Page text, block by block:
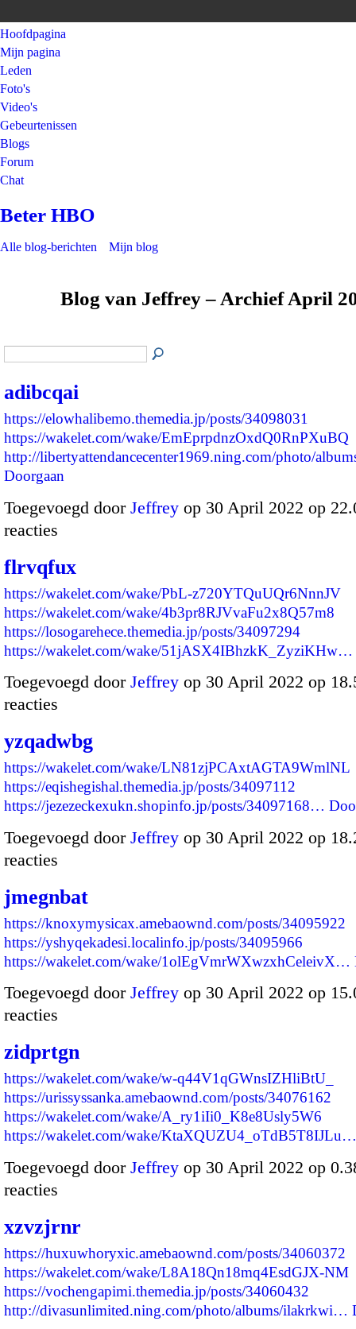
Hoofdpagina
Mijn pagina
Leden
Foto's
Video's
Gebeurtenissen
Blogs
Forum
Chat
Beter HBO
Alle blog-berichten Mijn blog
Blog van Jeffrey – Archief April
adibcqai
https://elowhalibemo.themedia.jp/posts/34098031
https://wakelet.com/wake/EmEprpdnzOxdQ0RnPXuBQ
http://libertyattendancecenter1969.ning.com/photo/
Doorgaan
Toegevoegd door Jeffrey op 30 April 2022 op
reacties
flrvqfux
https://wakelet.com/wake/PbL-z720YTQuUQr6NnnJV
https://wakelet.com/wake/4b3pr8RJVvaFu2x8Q57m8
https://losogarehece.themedia.jp/posts/34097294
https://wakelet.com/wake/51jASX4IBhzkK_ZyziKHw…
Toegevoegd door Jeffrey op 30 April 2022 op
reacties
yzqadwbg
https://wakelet.com/wake/LN81zjPCAxtAGTA9WmlNL
https://eqishegishal.themedia.jp/posts/34097112
https://jezezeckexukn.shopinfo.jp/posts/34097168…
Toegevoegd door Jeffrey op 30 April 2022 op
reacties
jmegnbat
https://knoxymysicax.amebaownd.com/posts/34095922
https://yshyqekadesi.localinfo.jp/posts/34095966
https://wakelet.com/wake/1olEgVmrWXwzxhCeleivX…
Toegevoegd door Jeffrey op 30 April 2022 op
reacties
zidprtgn
https://wakelet.com/wake/w-q44V1qGWnsIZHliBtU_
https://urissyssanka.amebaownd.com/posts/34076162
https://wakelet.com/wake/A_ry1iIi0_K8e8Usly5W6
https://wakelet.com/wake/KtaXQUZU4_oTdB5T8IJLu…
Toegevoegd door Jeffrey op 30 April 2022 op
reacties
xzvzjrnr
https://huxuwhoryxic.amebaownd.com/posts/34060372
https://wakelet.com/wake/L8A18Qn18mq4EsdGJX-NM
https://vochengapimi.themedia.jp/posts/34060432
http://divasunlimited.ning.com/photo/albums/ilakrkwi…